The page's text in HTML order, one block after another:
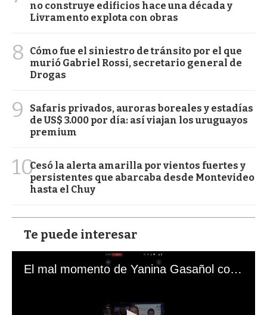
no construye edificios hace una década y
Livramento explota con obras
8
Cómo fue el siniestro de tránsito por el que
murió Gabriel Rossi, secretario general de
Drogas
9
Safaris privados, auroras boreales y estadías
de US$ 3.000 por día: así viajan los uruguayos
premium
10Cesó la alerta amarilla por vientos fuertes y
persistentes que abarcaba desde Montevideo
hasta el Chuy
Te puede interesar
El mal momento de Yanina Gasañol con un hincha argentino en "Subrayado"